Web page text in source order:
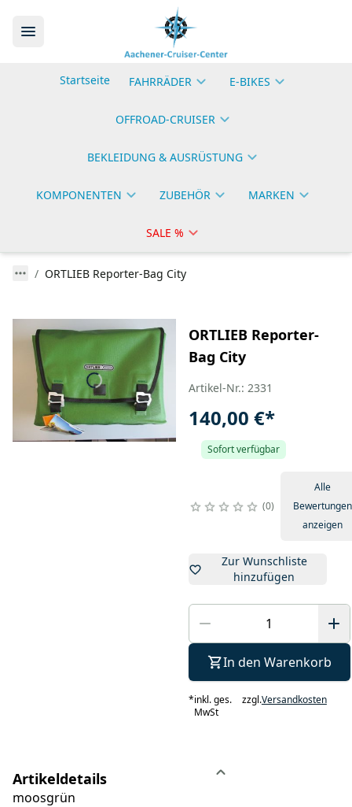
Startseite FAHRRÄDER E-BIKES
OFFROAD-CRUISER
BEKLEIDUNG & AUSRÜSTUNG
KOMPONENTEN ZUBEHÖR MARKEN
SALE %
ORTLIEB Reporter-Bag City
ORTLIEB Reporter-
Bag City
Artikel-Nr.: 2331
140,00 €*
Sofort verfügbar
0
Alle
Bewertungen
anzeigen
Zur Wunschliste
hinzufügen
In den Warenkorb
*inkl. ges.
MwSt
zzgl.Versandkosten
Artikeldetails
moosgrün